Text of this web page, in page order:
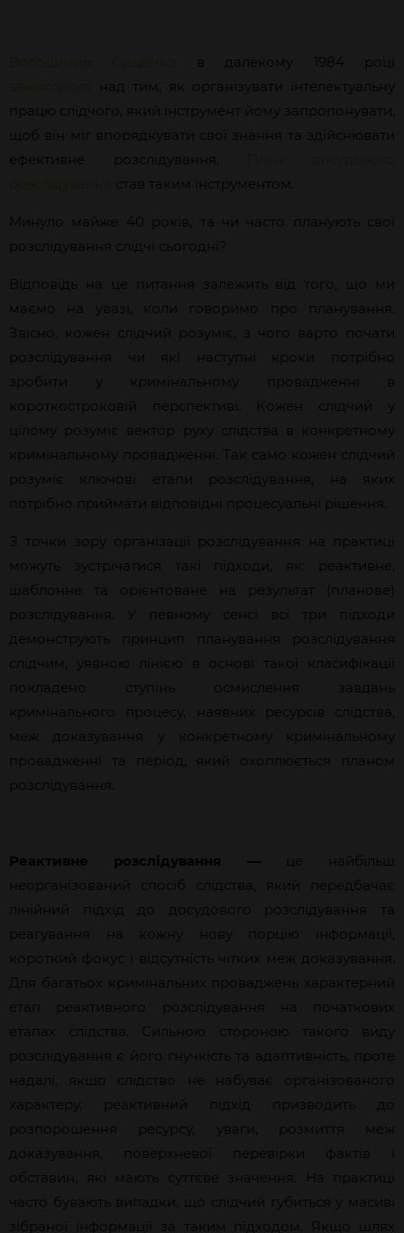
в далекому 1984 році
над тим, як організувати інтелектуальну
працю слідчого, який інструмент йому запропонувати,
щоб він міг впорядкувати свої знання та здійснювати
ефективне розслідування.
став таким інструментом.
Минуло майже 40 років, та чи часто планують свої
розслідування слідчі сьогодні?
Відповідь на це питання залежить від того, що ми
маємо на увазі, коли говоримо про планування.
Звісно, кожен слідчий розуміє, з чого варто почати
розслідування чи які наступні кроки потрібно
зробити у кримінальному провадженні в
короткостроковій перспективі. Кожен слідчий у
цілому розуміє вектор руху слідства в конкретному
кримінальному провадженні. Так само кожен слідчий
розуміє ключові етапи розслідування, на яких
потрібно приймати відповідні процесуальні рішення.
З точки зору організації розслідування на практиці
можуть зустрічатися такі підходи, як: реактивне,
шаблонне та орієнтоване на результат (планове)
розслідування. У певному сенсі всі три підходи
демонструють принцип планування розслідування
слідчим, уявною лінією в основі такої класифікації
покладено ступінь осмислення завдань
кримінального процесу, наявних ресурсів слідства,
меж доказування у конкретному кримінальному
провадженні та період, який охоплюється планом
розслідування.
Реактивне розслідування —
це найбільш
неорганізований спосіб слідства, який передбачає
лінійний підхід до досудового розслідування та
реагування на кожну нову порцію інформації,
короткий фокус і відсутність чітких меж доказування.
Для багатьох кримінальних проваджень характерний
етап реактивного розслідування на початкових
етапах слідства. Сильною стороною такого виду
розслідування є його гнучкість та адаптивність, проте
надалі, якщо слідство не набуває організованого
характеру, реактивний підхід призводить до
розпорошення ресурсу, уваги, розмиття меж
доказування, поверхневої перевірки фактів і
обставин, які мають суттєве значення. На практиці
часто бувають випадки, що слідчий губиться у масиві
зібраної інформації за таким підходом. Якщо шлях